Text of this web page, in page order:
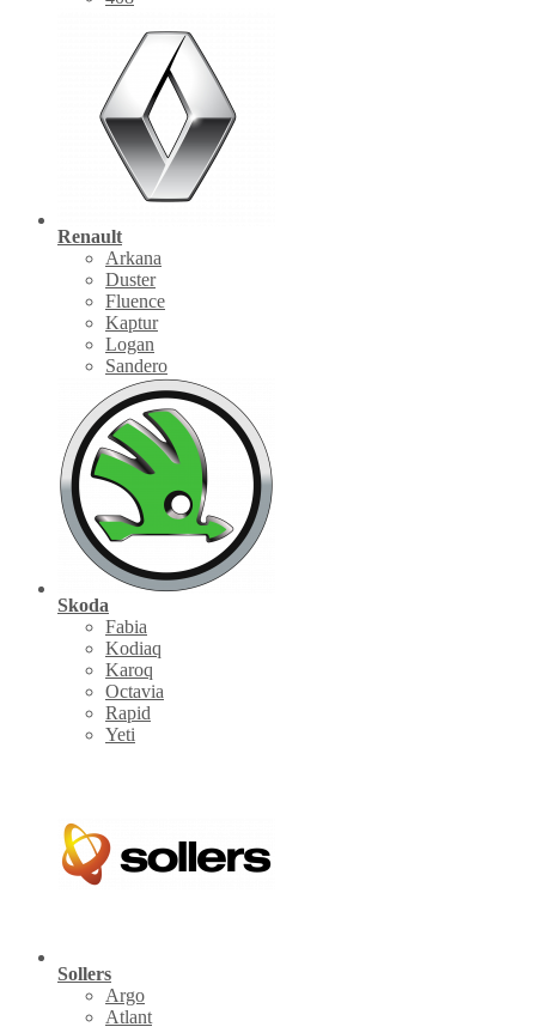
Renault
Arkana
Duster
Fluence
Kaptur
Logan
Sandero
Skoda
Fabia
Kodiaq
Karoq
Octavia
Rapid
Yeti
Sollers
Argo
Atlant